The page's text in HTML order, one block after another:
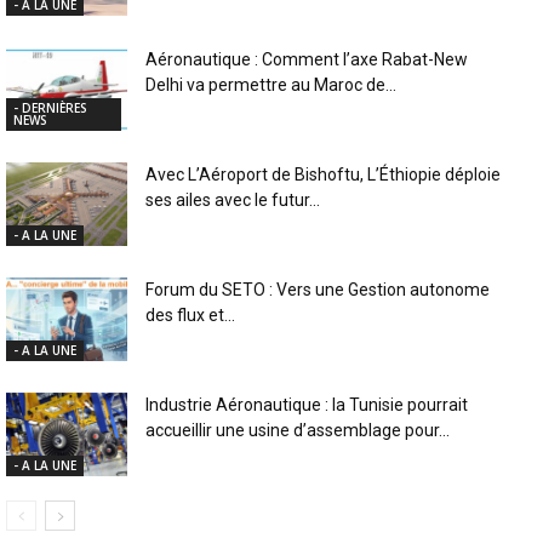
- A LA UNE
- DERNIÈRES
NEWS
Aéronautique : Comment l’axe Rabat-New
Delhi va permettre au Maroc de...
- A LA UNE
Avec L’Aéroport de Bishoftu, L’Éthiopie déploie
ses ailes avec le futur...
- A LA UNE
Forum du SETO : Vers une Gestion autonome
des flux et...
- A LA UNE
Industrie Aéronautique : la Tunisie pourrait
accueillir une usine d’assemblage pour...